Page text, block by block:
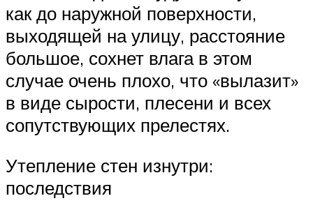
как до наружной поверхности,
выходящей на улицу, расстояние
большое, сохнет влага в этом
случае очень плохо, что «вылазит»
в виде сырости, плесени и всех
сопутствующих прелестях.
Утепление стен изнутри:
последствия